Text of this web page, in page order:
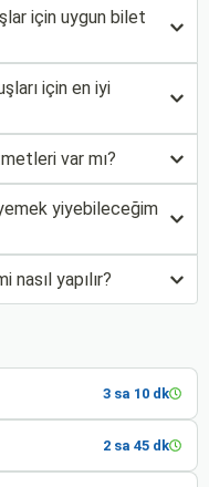
için uygun bilet
için en iyi
var mı?
yiyebileceğim
nasıl yapılır?
3 sa 10 dk
2 sa 45 dk